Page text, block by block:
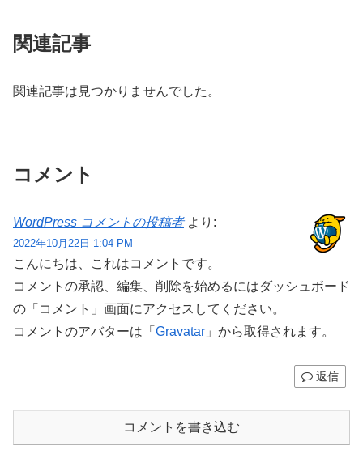
関連記事
関連記事は見つかりませんでした。
コメント
WordPress コメントの投稿者 より:
2022年10月22日 1:04 PM
こんにちは、これはコメントです。
コメントの承認、編集、削除を始めるにはダッシュボード
の「コメント」画面にアクセスしてください。
コメントのアバターは「 Gravatar 」から取得されます。
返信
コメントを書き込む